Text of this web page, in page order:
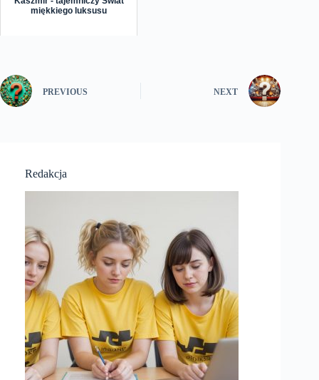
miękkiego luksusu
PREVIOUS NEXT
Redakcja